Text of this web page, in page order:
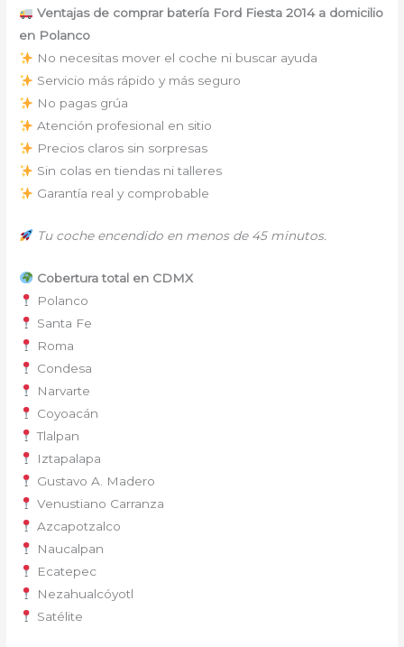
Ventajas de comprar batería Ford Fiesta 2014 a domicilio
en Polanco
No necesitas mover el coche ni buscar ayuda
Servicio más rápido y más seguro
No pagas grúa
Atención profesional en sitio
Precios claros sin sorpresas
Sin colas en tiendas ni talleres
Garantía real y comprobable
Tu coche encendido en menos de 45 minutos.
Cobertura total en CDMX
Polanco
Santa Fe
Roma
Condesa
Narvarte
Coyoacán
Tlalpan
Iztapalapa
Gustavo A. Madero
Venustiano Carranza
Azcapotzalco
Naucalpan
Ecatepec
Nezahualcóyotl
Satélite